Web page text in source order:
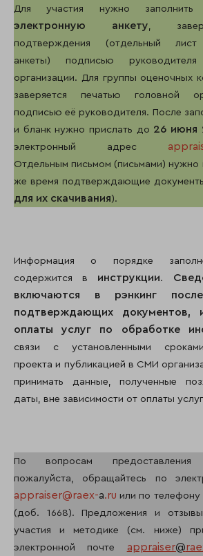
Для участия нужно
электронную анкету,
подтверждения (отдельный лист
анкеты) подписью
организации. Для группы оценочных
заверяется печатью головной
подписью её руководителя. После
и бланк нужно прислать до 26 июня
электронный адрес
Отдельным письмом (письмами) нужно
же время подтверждающие
для их скачивания).
Информация о порядке
содержится в инструкции.
включаются в рэнкинг
подтверждающих документов,
оплаты услуг по обработке
связи с установленными
проекта и публикацией в СМИ
принимать данные, полученные
даты, вне зависимости от оплаты
По вопросам предоставления
пожалуйста, обращайтесь по
appraiser@raex-a.ru или по телефону
(доб. 1668). Предложения и
участия и методике (см. ниже)
электронной почте appraiser@